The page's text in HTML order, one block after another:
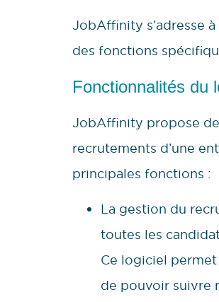
JobAffinity s’adresse
des fonctions
Fonctionnalités du
JobAffinity propose
recrutements d’une
principales fonctions :
La gestion du
toutes les
Ce logiciel
de pouvoir suivre